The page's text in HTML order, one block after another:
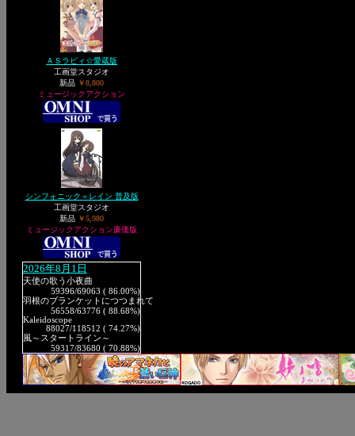
ＡＳラビィ☆愛蔵版
工画堂スタジオ
新品 ￥8,800
ミュージックアクション
シンフォニック＝レイン 普及版
工画堂スタジオ
新品 ￥5,980
ミュージックアクション廉価版
2026年8月1日
天使の歌う小夜曲
59396/69063 ( 86.00%)
羽根のブランケットにつつまれて
56558/63776 ( 88.68%)
Kaleidoscope
88027/118512 ( 74.27%)
風～スタートライン～
59317/83680 ( 70.88%)